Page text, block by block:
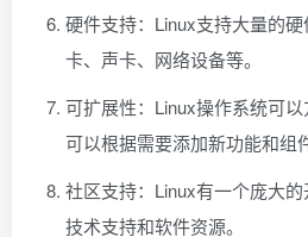
硬件支持：Linux支持大量的
卡、声卡、网络设备等。
可扩展性：Linux操作系统可
可以根据需要添加新功能和组
社区支持：Linux有一个庞大
技术支持和软件资源。